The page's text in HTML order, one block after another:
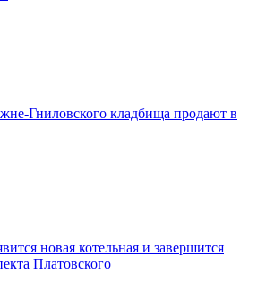
Гниловского кладбища продают в
новая котельная и завершится
Платовского